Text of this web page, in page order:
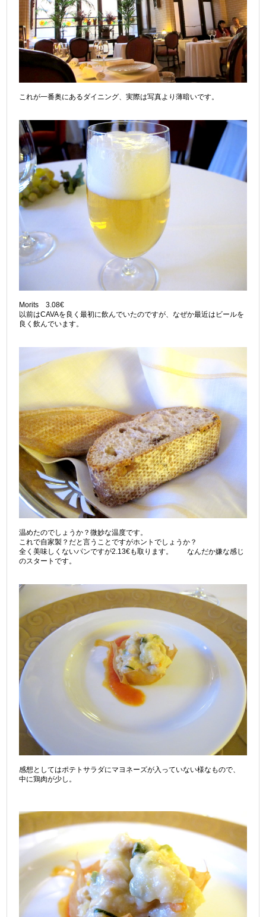
これが一番奥にあるダイニング、実際は写真より薄暗いです。
Morits 3.08€
以前はCAVAを良く最初に飲んでいたのですが、なぜか最近はビールを
良く飲んでいます。
温めたのでしょうか？微妙な温度です。
これで自家製？だと言うことですがホントでしょうか？
全く美味しくないパンですが2.13€も取ります。 なんだか嫌な感じ
のスタートです。
感想としてはポテトサラダにマヨネーズが入っていない様なもので、
中に鶏肉が少し。